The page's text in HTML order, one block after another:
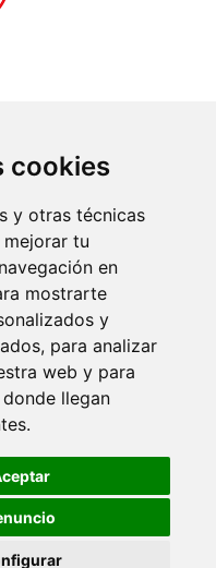
cookies
y otras técnicas
tu
en
mostrarte
y
para analizar
web y para
llegan
|Política de